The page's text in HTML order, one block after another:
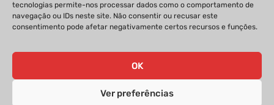
tecnologias permite-nos processar dados como o comportamento de
navegação ou IDs neste site. Não consentir ou recusar este
consentimento pode afetar negativamente certos recursos e funções.
OK
Ver preferências
PRIVACIDADE FICHA TÉCNICA
ESTATUTO EDITORIAL